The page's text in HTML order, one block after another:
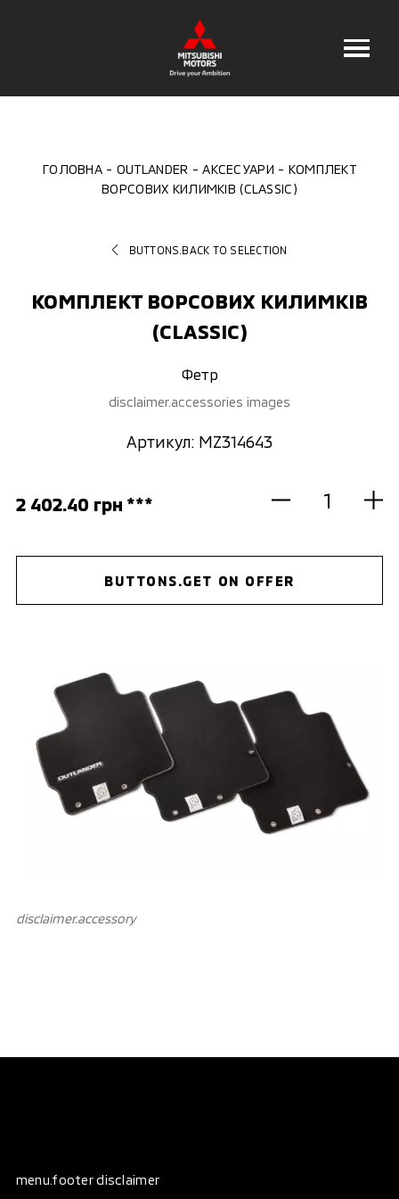
ГОЛОВНА OUTLANDER АКСЕСУАРИ
КОМПЛЕКТ
ВОРСОВИХ КИЛИМКІВ (CLASSIC)
BUTTONS.BACK TO SELECTION
КОМПЛЕКТ ВОРСОВИХ КИЛИМКІВ
(CLASSIC)
Фетр
disclaimer.accessories images
Артикул: MZ314643
2 402.40 грн ***
BUTTONS.GET ON OFFER
disclaimer.аccessory
menu.footer disclaimer